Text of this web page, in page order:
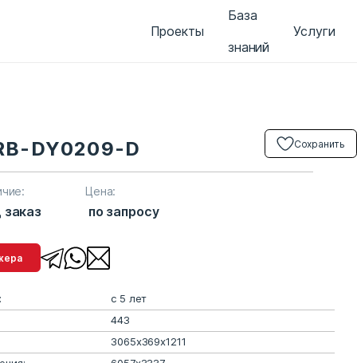
Проекты
База
знаний
Услуги
DY0209-D
Цена:
по запросу
Сохранить
с 5 лет
443
3065х369х1211